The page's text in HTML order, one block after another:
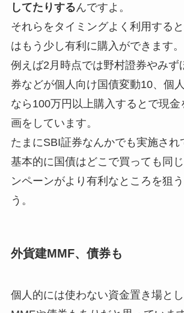
してたりするんですよ。
それらをタイミングよく利用する
はもう少し有利に購入ができます。
例えば2月時点では野村證券やみず
券などが個人向け国債変動10、個
なら100万円以上購入するとで現金
画をしています。
たまにSBI証券なんかでも実施され
基本的に国債はどこで買っても同
ンペーンがより有利なところを狙
う。
外貨建MMF、債券も
個人的には使わない資金置き場と